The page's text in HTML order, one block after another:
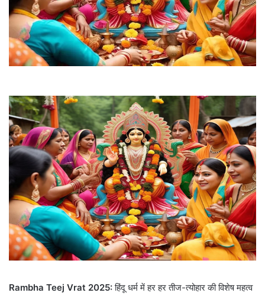
Rambha Teej Vrat 2025:हिंदू धर्म में हर हर तीज-त्योहार की विशेष महत्व